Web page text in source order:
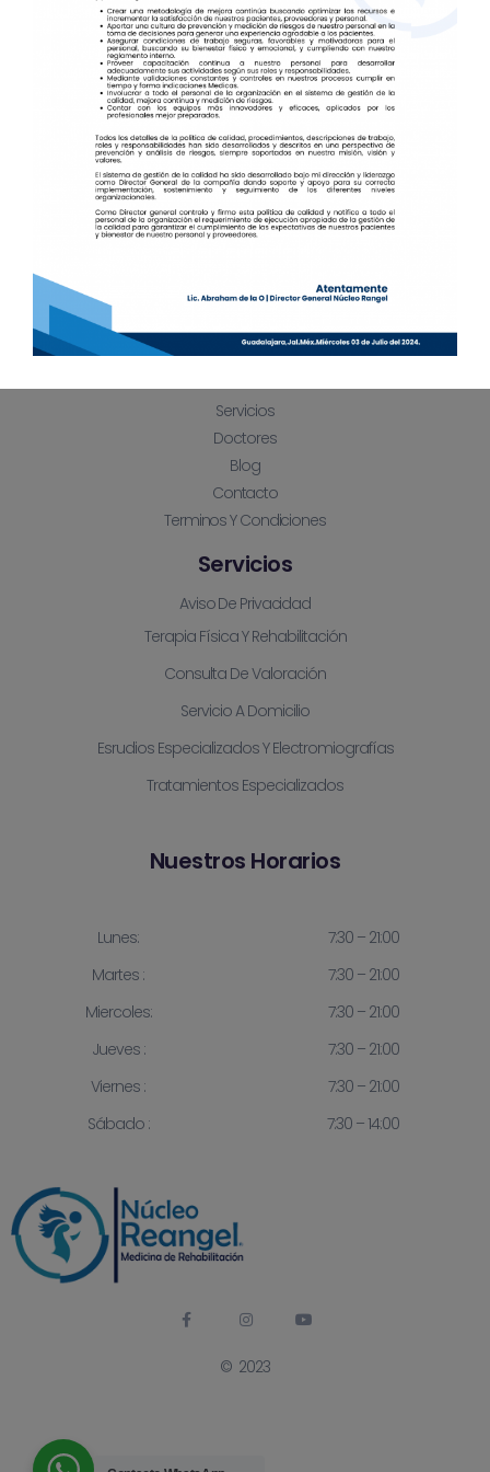
DIPLOMADO EN ULTRASONIDO
NEUROMUSCUSCULO
ESQUELETICO
© 2023
Inicio
Servicios
Doctores
Blog
Contacto
Terminos Y Condiciones
Servicios
Aviso De Privacidad
Terapia Física Y Rehabilitación
Consulta De Valoración
Servicio A Domicilio
Esrudios Especializados Y Electromiografías
Tratamientos Especializados
Nuestros Horarios
Lunes:
7:30 – 21:00
Martes :
7:30 – 21:00
Miercoles:
7:30 – 21:00
Jueves :
7:30 – 21:00
Viernes :
7:30 – 21:00
Sábado :
7:30 – 14:00